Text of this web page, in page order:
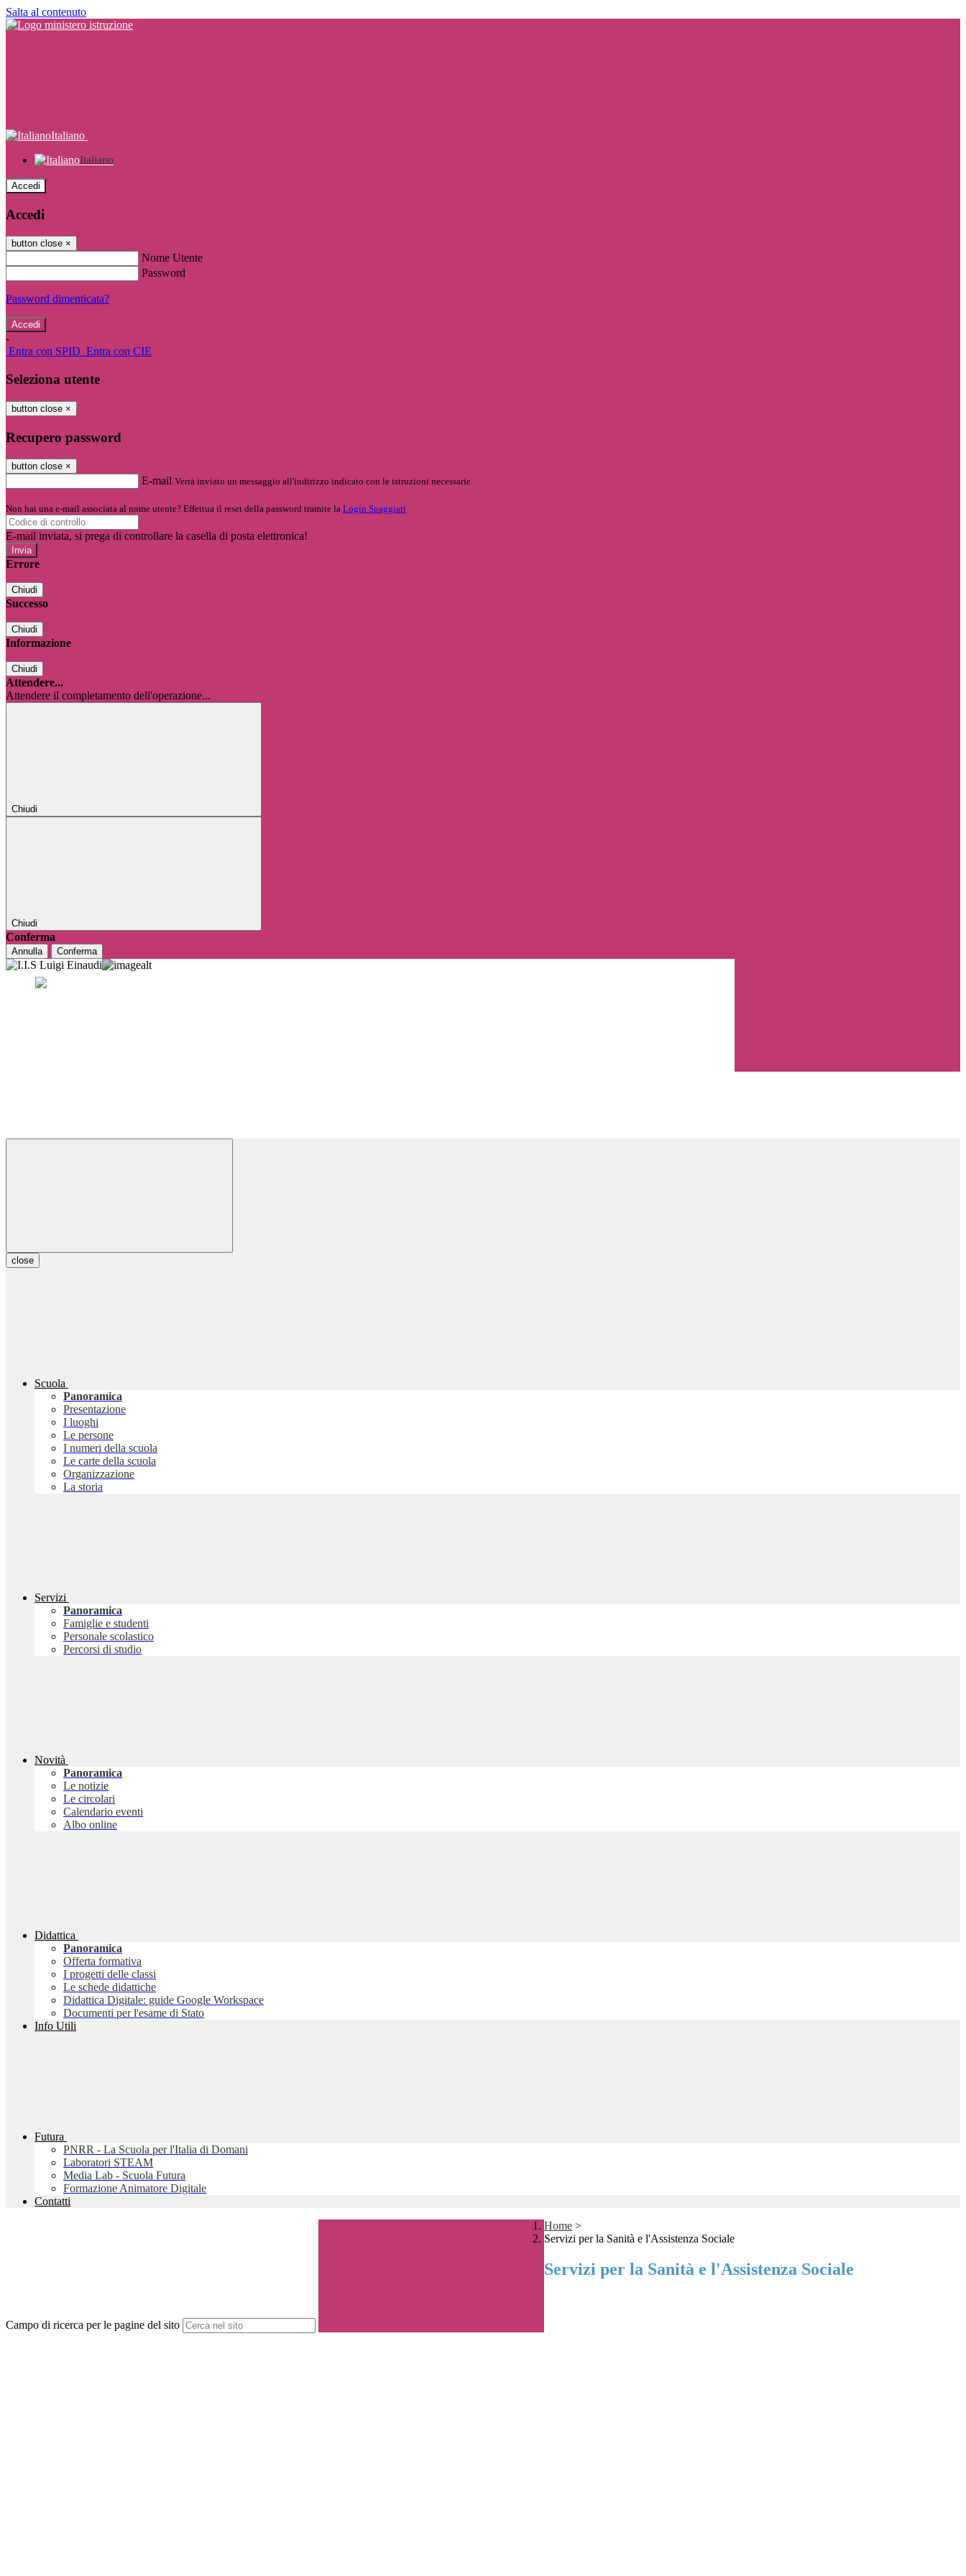
Salta al contenuto
Italiano
Italiano
Accedi
Accedi
button close ×
Nome Utente
Password
Password dimenticata?
-
Entra con SPID Entra con CIE
Seleziona utente
button close ×
Recupero password
button close ×
E-mail Verrà inviato un messaggio all'indirizzo indicato con le istruzioni necessarie.
Non hai una e-mail associata al nome utente? Effettua il reset della password tramite la Login Spaggiari
E-mail inviata, si prega di controllare la casella di posta elettronica!
Errore
Chiudi
Successo
Chiudi
Informazione
Chiudi
Attendere...
Attendere il completamento dell'operazione...
Chiudi
Chiudi
Conferma
Annulla Conferma
close
Scuola
Panoramica
Presentazione
I luoghi
Le persone
I numeri della scuola
Le carte della scuola
Organizzazione
La storia
Servizi
Panoramica
Famiglie e studenti
Personale scolastico
Percorsi di studio
Novità
Panoramica
Le notizie
Le circolari
Calendario eventi
Albo online
Didattica
Panoramica
Offerta formativa
I progetti delle classi
Le schede didattiche
Didattica Digitale: guide Google Workspace
Documenti per l'esame di Stato
Info Utili
Futura
PNRR - La Scuola per l'Italia di Domani
Laboratori STEAM
Media Lab - Scuola Futura
Formazione Animatore Digitale
Contatti
Campo di ricerca per le pagine del sito
Home >
Servizi per la Sanità e l'Assistenza Sociale
Servizi per la Sanità e l'Assistenza Sociale